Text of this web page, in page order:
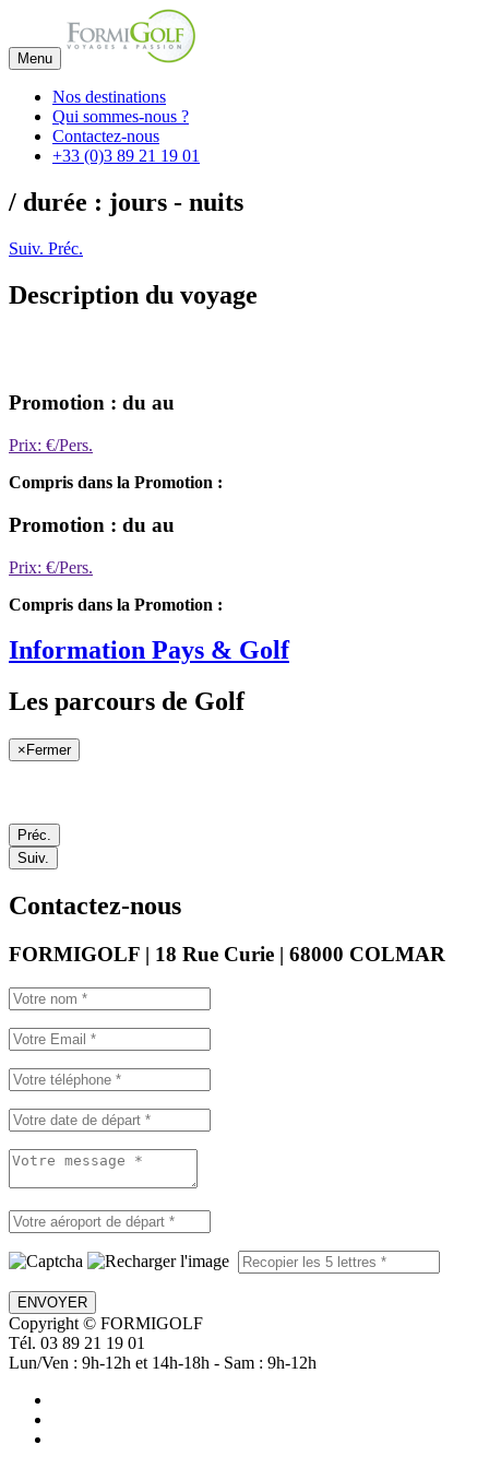
Menu
Nos destinations
Qui sommes-nous ?
Contactez-nous
+33 (0)3 89 21 19 01
/ durée : jours - nuits
Suiv. Préc.
Description du voyage
Promotion : du au
Prix: €/Pers.
Compris dans la Promotion :
Promotion : du au
Prix: €/Pers.
Compris dans la Promotion :
Information Pays & Golf
Les parcours de Golf
× Fermer
Préc.
Suiv.
Contactez-nous
FORMIGOLF | 18 Rue Curie | 68000 COLMAR
ENVOYER
Copyright © FORMIGOLF
Tél. 03 89 21 19 01
Lun/Ven : 9h-12h et 14h-18h - Sam : 9h-12h